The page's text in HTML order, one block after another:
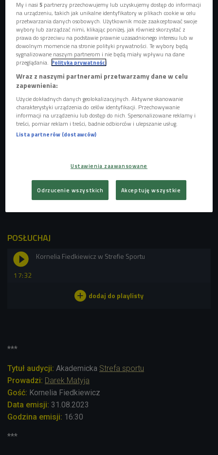
Kornelia Fiedkiewicz Foto: PZP
W wielu dyscyplinach sportowych trwa walka o olimpijskie
kwalifikacje. Pływacy walczyli o nie m.in. podczas
mistrzostw świata w Fukuoce, Uniwersjady w Chengdu i
młodzieżowych mistrzostw Europy w Dublinie. Biletów do
Paryża nie dawały jednak medale tych imprez, a wyniki
O walce o wyjazd na swoje drugie igrzyska opowiedziała w
Akdemickiej Strefie Sportu specjalizująca się w w pływaniu
stylem dowolnym, studiująca w Wielkiej Brytanii - 22-letnia
POSŁUCHAJ
17:32
Kornelia Fiedkiewicz w Strefie Sportu
***
Tytuł audycji: Akademicka Strefa sportu
Prowadzi: Darek Matyja
Gość: Kornelia Fiedkiewicz
Data emisji: 31 .08.2023
Godzina emisji: 16:30
***
My i nasi5 partnerzy przechowujemy lub uzyskujemy dostęp do informacji
na urządzeniu, takich jak unikalne identyfikatory w plikach cookie w celu
przetwarzania danych osobowych. Użytkownik może zaakceptować swoje
wybory lub zarządzać nimi, klikając poniżej, jak również skorzystać z
prawa do sprzeciwu na podstawie prawnie uzasadnionego interesu lub w
dowolnym momencie na stronie polityki prywatności. Te wybory będą
sygnalizowane naszym partnerom i nie będą miały wpływu na dane
przeglądania. Polityka prywatności
Wraz z naszymi partnerami przetwarzamy dane w celu
zapewnienia:
Użycie dokładnych danych geolokalizacyjnych. Aktywne skanowanie
charakterystyki urządzenia do celów identyfikacji. Przechowywanie
informacji na urządzeniu lub dostęp do nich. Spersonalizowane reklamy i
treści, pomiar reklam i treści, badnie odbiorców i ulepszanie usług.
Lista partnerów (dostawców)
Ustawienia zaawansowane
Odrzucenie wszystkich Akceptuję wszystkie